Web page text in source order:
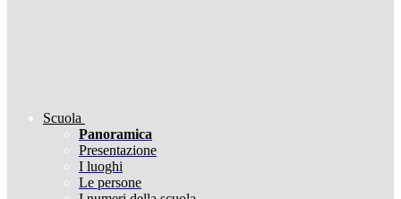
Scuola
Panoramica
Presentazione
I luoghi
Le persone